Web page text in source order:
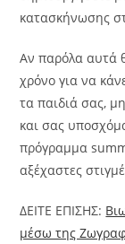
κατασκήνωσης
Αν παρόλα αυτά
χρόνο για να
τα παιδιά σας,
και σας
πρόγραμμα
αξέχαστες
ΔΕΙΤΕ ΕΠΙΣΗΣ:
μέσω της